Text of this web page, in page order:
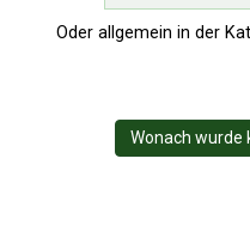
Oder allgemein in der
Wonach wurde